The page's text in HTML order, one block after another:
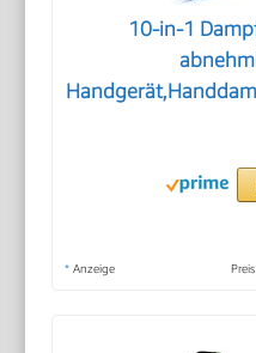
10-in-1
* Anzeige